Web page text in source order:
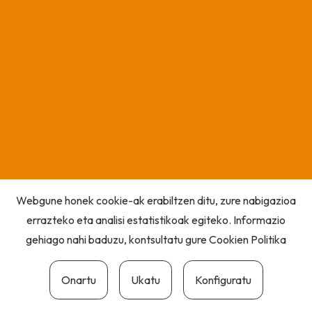
Webgune honek cookie-ak erabiltzen ditu, zure nabigazioa
errazteko eta analisi estatistikoak egiteko. Informazio
gehiago nahi baduzu, kontsultatu gureCookien Politika
Onartu Ukatu Konfiguratu